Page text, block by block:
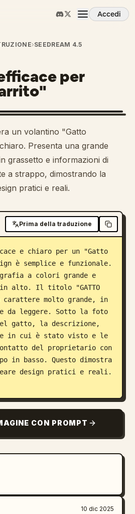
Accedi
›SEEDREAM 4.5
per
un volantino "Gatto
Presenta una grande
grassetto e informazioni di
a strappo, dimostrando la
pratici e reali.
Prima della traduzione
e chiaro per un "Gatto
è semplice e funzionale.
a colori grande e
alto. Il titolo "GATTO
carattere molto grande, in
da leggere. Sotto la foto
gatto, la descrizione,
in cui è stato visto e le
del proprietario con
in basso. Questo dimostra
design pratici e reali.
CON PROMPT
10 dic 2025